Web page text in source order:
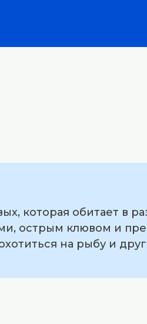
которая обитает в
острым клювом и
на рыбу и